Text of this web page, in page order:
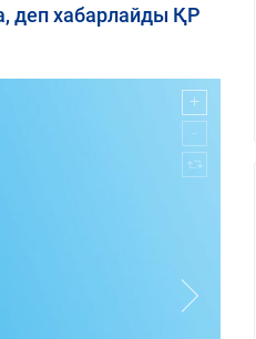
деп хабарлайды ҚР